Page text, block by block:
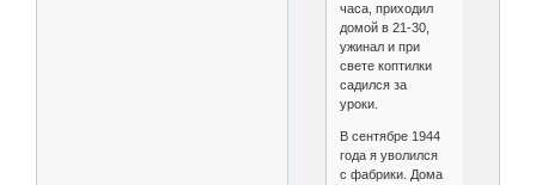
часа, приходил
домой в 21-30,
ужинал и при
свете коптилки
садился за
уроки.
В сентябре 1944
года я уволился
с фабрики. Дома